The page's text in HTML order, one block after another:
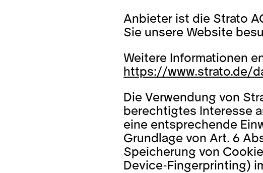
Anbieter ist die Strato
Sie unsere Website
Weitere Informationen
https://www.strato.de/
Die Verwendung von
berechtigtes Interesse
eine entsprechende
Grundlage von Art. 6
Speicherung von
Device-Fingerprinting)